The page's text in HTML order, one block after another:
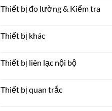
Thiết bị đo lường & Kiểm tra
Thiết bị khác
Thiết bị liên lạc nội bộ
Thiết bị quan trắc